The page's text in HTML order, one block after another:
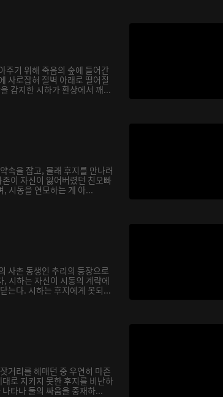
주기 위해 죽음의 숲에 들어간
사로잡혀 절벽 아래로 떨어질
감지한 시하가 환상에서 깨...
속을 잡고, 몰래 후지를 만나러
이 자신이 잃어버렸던 친오빠
, 시동을 연모하는 게 아...
사촌 동생인 추리의 등장으로
시하는 자신이 시동의 계략에
는다. 시하는 후지에게 못되...
거리를 헤매던 중 우연히 마존
로 지키지 못한 후지를 비난하
타나 둘의 싸움을 중재하...